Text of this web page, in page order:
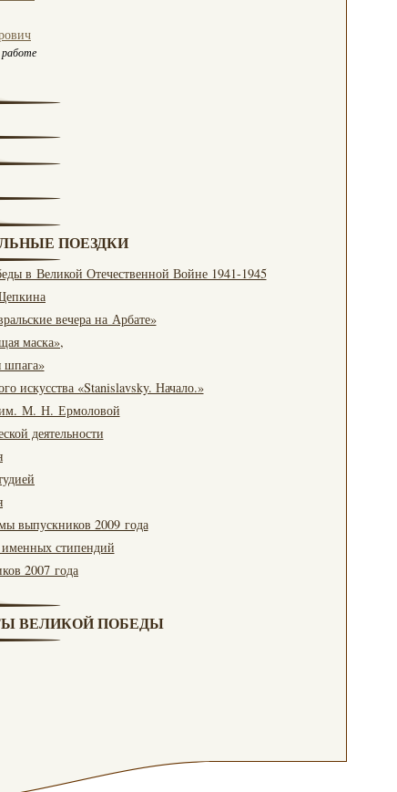
работе
ПОЕЗДКИ
в Великой Отечественной Войне 1941-1945
вечера на Арбате»
маска»,
шпага»
искусства «Stanislavsky. Начало.»
им. М. Н. Ермоловой
деятельности
выпускников 2009 года
стипендий
2007 года
ВЕЛИКОЙ ПОБЕДЫ